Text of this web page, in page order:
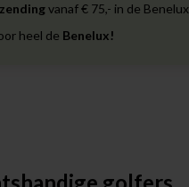
vanaf € 75,- in de Benelux
heel de Benelux!